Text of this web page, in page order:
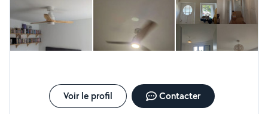
Voir le profil Contacter